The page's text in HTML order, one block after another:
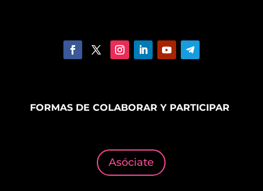
FORMAS DE COLABORAR Y PARTICIPAR
Asóciate